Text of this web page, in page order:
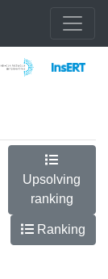
Upsolving
ranking
Ranking